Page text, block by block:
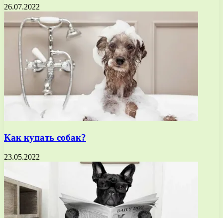
26.07.2022
Как купать собак?
23.05.2022